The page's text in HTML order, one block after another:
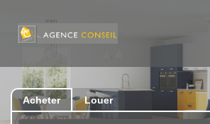
Acheter Louer